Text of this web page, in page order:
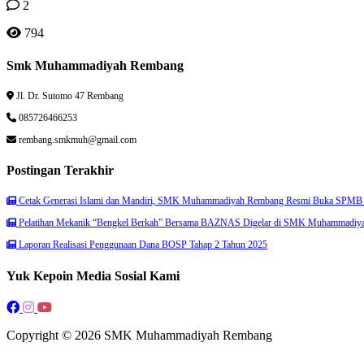
2
794
Smk Muhammadiyah Rembang
Jl. Dr. Sutomo 47 Rembang
085726466253
rembang.smkmuh@gmail.com
Postingan Terakhir
Cetak Generasi Islami dan Mandiri, SMK Muhammadiyah Rembang Resmi Buka
Pelatihan Mekanik “Bengkel Berkah” Bersama BAZNAS Digelar di SMK
Laporan Realisasi Penggunaan Dana BOSP Tahap 2 Tahun 2025
Yuk Kepoin Media Sosial Kami
Copyright © 2026 SMK Muhammadiyah Rembang